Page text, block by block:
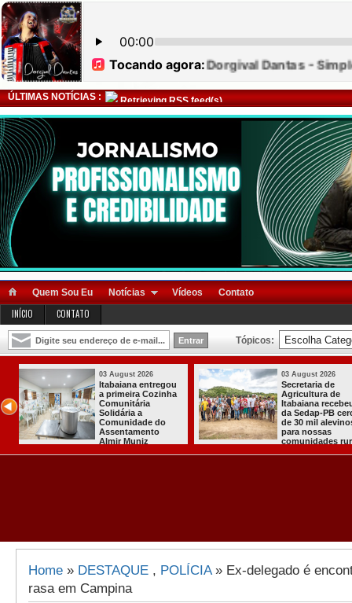
ÚLTIMAS NOTÍCIAS : Retrieving RSS feed(s)
Quem Sou Eu Notícias Vídeos Contato
INÍCIO CONTATO
Tópicos:
de
recebeu
PB cerca
alevinos
rurais
03 August 2026
Mulher em aparente
surto esfaqueia a
própria mãe em
João Pessoa
03
PT
para
Home » DESTAQUE , POLÍCIA» Ex-delegado é
rasa em Campina